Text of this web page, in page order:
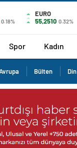
0.18%
EURO
55,2510 0.32%
Spor Kadın
Bülten Din